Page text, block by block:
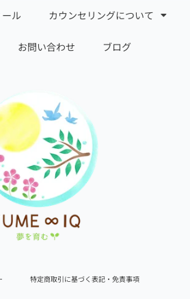
ル カウンセリングについて
お問い合わせ ブログ
特定商取引に基づく表記・免責事項